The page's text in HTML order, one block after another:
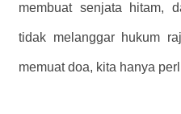
membuat senjata hitam,
tidak melanggar hukum
memuat doa, kita hanya